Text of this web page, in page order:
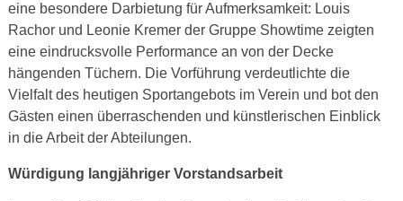
eine besondere Darbietung für Aufmerksamkeit: Louis
Rachor und Leonie Kremer der Gruppe Showtime zeigten
eine eindrucksvolle Performance an von der Decke
hängenden Tüchern. Die Vorführung verdeutlichte die
Vielfalt des heutigen Sportangebots im Verein und bot den
Gästen einen überraschenden und künstlerischen Einblick
in die Arbeit der Abteilungen.
Würdigung langjähriger Vorstandsarbeit